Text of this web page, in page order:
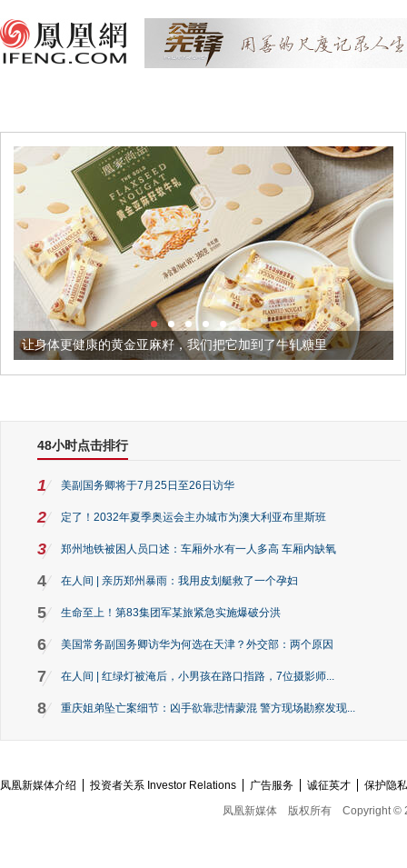
金亚麻籽，我们把它加到了牛轧糖里 被列入佛家七宝的它
48小时点击排行
1 美副国务卿将于7月25日至26日访华
2 定了！2032年夏季奥运会主办城市为澳大利亚布里斯班
3 郑州地铁被困人员口述：车厢外水有一人多高 车厢内缺氧
4 在人间 | 亲历郑州暴雨：我用皮划艇救了一个孕妇
5 生命至上！第83集团军某旅紧急实施爆破分洪
6 美国常务副国务卿访华为何选在天津？外交部：两个原因
7 在人间 | 红绿灯被淹后，小男孩在路口指路，7位摄影师...
8 重庆姐弟坠亡案细节：凶手欲靠悲情蒙混 警方现场勘察发现...
凤凰新媒体介绍 投资者关系 Investor Relations 广告服务 诚征英才
保护隐
凤凰新媒体
版权所有 Copyright ©